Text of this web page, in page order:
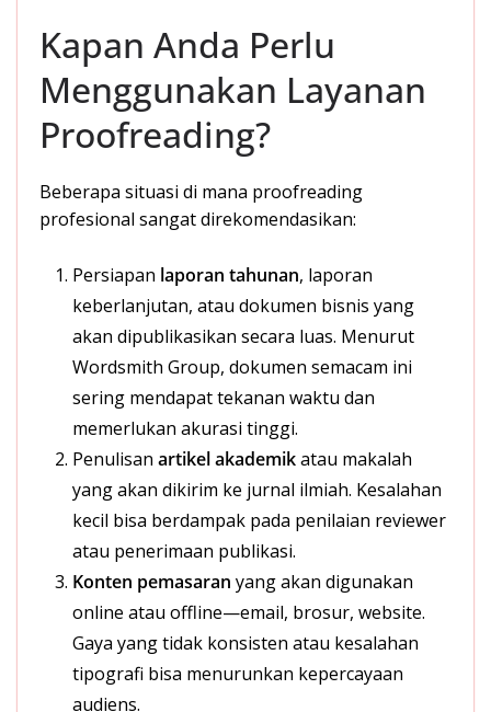
Kapan Anda Perlu
Menggunakan Layanan
Proofreading?
Beberapa situasi di mana proofreading
profesional sangat direkomendasikan:
Persiapan laporan tahunan, laporan
keberlanjutan, atau dokumen bisnis yang
akan dipublikasikan secara luas. Menurut
Wordsmith Group, dokumen semacam ini
sering mendapat tekanan waktu dan
memerlukan akurasi tinggi.
Penulisan artikel akademikatau makalah
yang akan dikirim ke jurnal ilmiah. Kesalahan
kecil bisa berdampak pada penilaian reviewer
atau penerimaan publikasi.
Konten pemasaran yang akan digunakan
online atau offline—email, brosur, website.
Gaya yang tidak konsisten atau kesalahan
tipografi bisa menurunkan kepercayaan
audiens.